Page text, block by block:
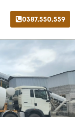
0387.550.559